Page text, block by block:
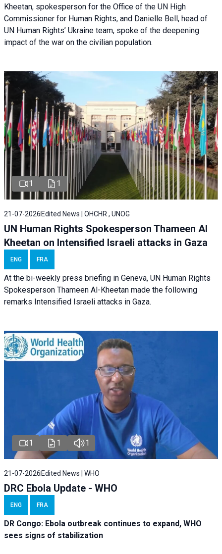
Kheetan, spokesperson for the Office of the UN High
Commissioner for Human Rights, and Danielle Bell, head of
UN Human Rights’ Ukraine team, spoke of the deepening
impact of the war on the civilian population.
1 1
21-07-2026 Edited News | OHCHR , UNOG
UN Human Rights Spokesperson Thameen Al
Kheetan on Intensified Israeli attacks in Gaza
ENG FRA
At the bi-weekly press briefing in Geneva, UN Human Rights
Spokesperson Thameen Al-Kheetan made the following
remarks Intensified Israeli attacks in Gaza.
1 1 1
21-07-2026 Edited News | WHO
DRC Ebola Update - WHO
ENG FRA
DR Congo: Ebola outbreak continues to expand, WHO
sees signs of stabilization